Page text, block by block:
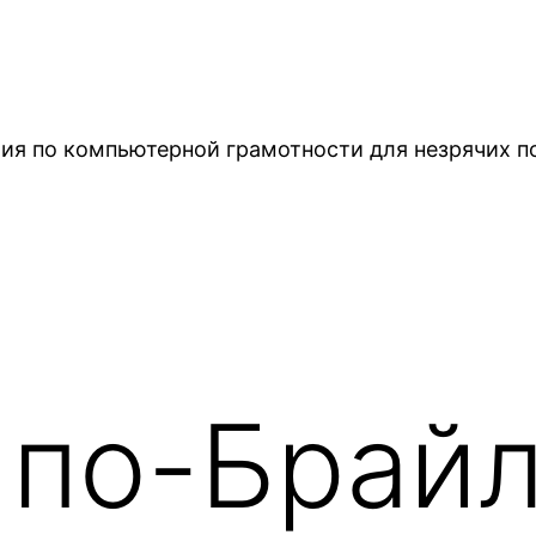
по компьютерной грамотности для незрячих